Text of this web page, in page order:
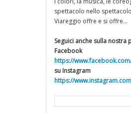
spettacolo nello
Viareggio offre e si offre...
Seguici anche sulla nostra
Facebook
https://
su Instagram
https://